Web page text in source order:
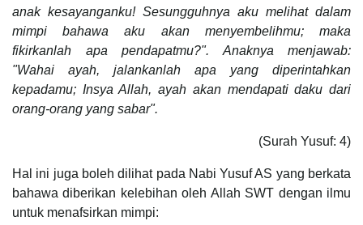
anak kesayanganku! Sesungguhnya aku melihat dalam
mimpi bahawa aku akan menyembelihmu; maka
fikirkanlah apa pendapatmu?". Anaknya menjawab:
"Wahai ayah, jalankanlah apa yang diperintahkan
kepadamu; Insya Allah, ayah akan mendapati daku dari
orang-orang yang sabar".
(Surah Yusuf: 4)
Hal ini juga boleh dilihat pada Nabi Yusuf AS yang berkata
bahawa diberikan kelebihan oleh Allah SWT dengan ilmu
untuk menafsirkan mimpi: